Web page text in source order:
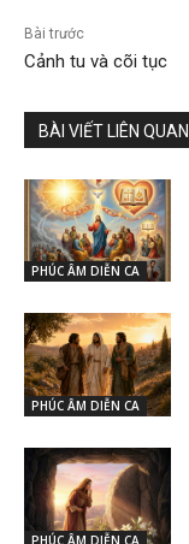
Bài trước
Cảnh tu và cõi tục
BÀI VIẾT LIÊN QUAN
PHÚC ÂM DIỄN CA
PHÚC ÂM DIỄN CA
PHÚC ÂM DIỄN CA